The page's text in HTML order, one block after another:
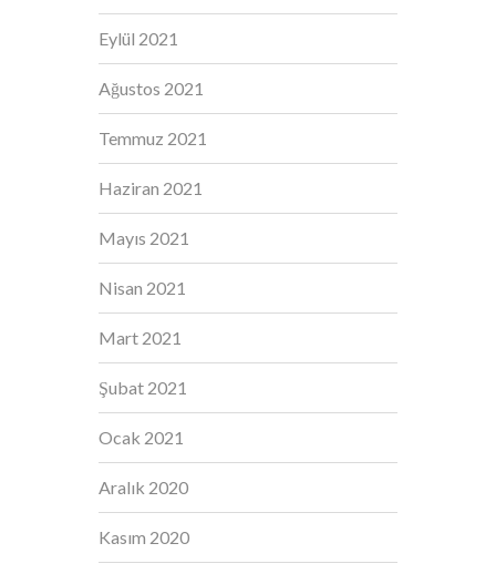
Eylül 2021
Ağustos 2021
Temmuz 2021
Haziran 2021
Mayıs 2021
Nisan 2021
Mart 2021
Şubat 2021
Ocak 2021
Aralık 2020
Kasım 2020